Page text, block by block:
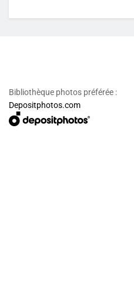
Bibliothèque photos préférée :
Depositphotos.com